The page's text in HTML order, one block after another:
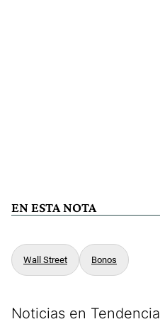
EN ESTA NOTA
Wall Street Bonos
Noticias en Tendencia